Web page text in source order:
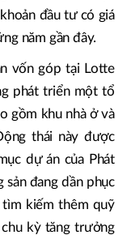
đầu tư có giá
năm gần đây.
vốn góp tại Lotte
phát triển một tổ
gồm khu nhà ở và
thái này được
dự án của Phát
đang dần phục
tìm kiếm thêm quỹ
kỳ tăng trưởng